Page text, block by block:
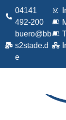
04141
492-200
buero@bb
s2stade.d
e